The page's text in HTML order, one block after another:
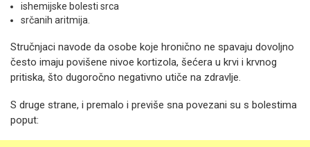
ishemijske bolesti srca
srčanih aritmija.
Stručnjaci navode da osobe koje hronično ne spavaju dovoljno
često imaju povišene nivoe kortizola, šećera u krvi i krvnog
pritiska, što dugoročno negativno utiče na zdravlje.
S druge strane, i premalo i previše sna povezani su s bolestima
poput: